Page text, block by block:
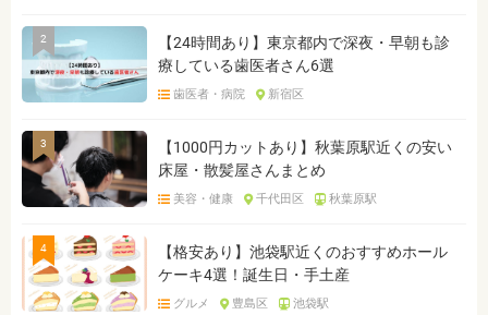
2
【24時間あり】東京都内で深夜・早朝も診
療している歯医者さん6選
歯医者・病院 新宿区
3
【1000円カットあり】秋葉原駅近くの安い
床屋・散髪屋さんまとめ
美容・健康 千代田区 秋葉原駅
4
【格安あり】池袋駅近くのおすすめホール
ケーキ4選！誕生日・手土産
グルメ 豊島区 池袋駅